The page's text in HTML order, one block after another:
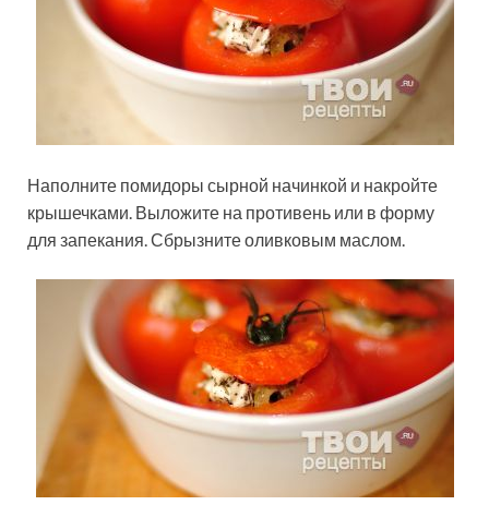
Наполните помидоры сырной начинкой и накройте
крышечками. Выложите на противень или в форму
для запекания. Сбрызните оливковым маслом.